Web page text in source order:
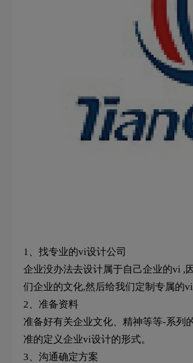
1、找专业的vi设计公司
企业没办法去设计属于自己企业的vi ,
们企业的文化,然后给我们定制专属的vi
2、准备资料
准备好有关企业文化、精神等等-系列
准的定义企业vi设计的形式。
3、沟通确定方案